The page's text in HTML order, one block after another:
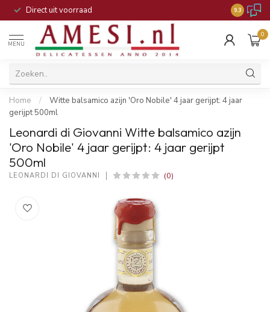
Direct uit voorraad 9.3
MENU
0
Home /
Witte balsamico azijn 'Oro Nobile' 4 jaar gerijpt: 4 jaar
gerijpt 500ml
Leonardi di Giovanni Witte balsamico azijn
'Oro Nobile' 4 jaar gerijpt: 4 jaar gerijpt
500ml
LEONARDI DI GIOVANNI (0)